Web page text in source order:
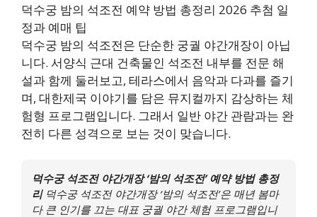
덕수궁 밤의 석조전 예약 방법 총정리 2026 추첨 일
정과 예매 팁
덕수궁 밤의 석조전은 단순한 궁궐 야간개장이 아닙
니다. 서양식 근대 건축물인 석조전 내부를 전문 해
설과 함께 둘러보고, 테라스에서 음악과 다과를 즐기
며, 대한제국 이야기를 담은 뮤지컬까지 감상하는 체
험형 프로그램입니다. 그래서 일반 야간 관람과는 완
전히 다른 성격으로 보는 것이 맞습니다.
덕수궁 석조전 야간개장 ‘밤의 석조전’ 예약 방법 총정
리덕수궁 석조전 야간개장 ‘밤의 석조전’은 매년 봄마
다 큰 인기를 끄는 대표 궁궐 야간 체험 프로그램입니